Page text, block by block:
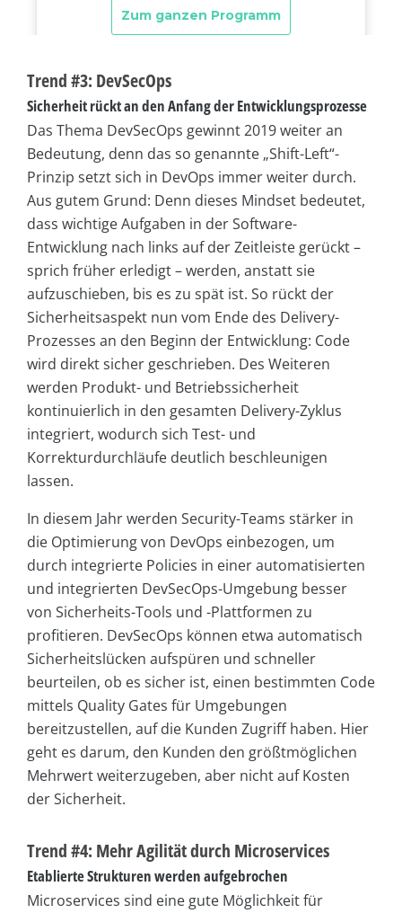
Trend #3: DevSecOps
Sicherheit rückt an den Anfang der Entwicklungsprozesse
Das Thema DevSecOps gewinnt 2019 weiter an
Bedeutung, denn das so genannte „Shift-Left“-
Prinzip setzt sich in DevOps immer weiter durch.
Aus gutem Grund: Denn dieses Mindset bedeutet,
dass wichtige Aufgaben in der Software-
Entwicklung nach links auf der Zeitleiste gerückt –
sprich früher erledigt – werden, anstatt sie
aufzuschieben, bis es zu spät ist. So rückt der
Sicherheitsaspekt nun vom Ende des Delivery-
Prozesses an den Beginn der Entwicklung: Code
wird direkt sicher geschrieben. Des Weiteren
werden Produkt- und Betriebssicherheit
kontinuierlich in den gesamten Delivery-Zyklus
integriert, wodurch sich Test- und
Korrekturdurchläufe deutlich beschleunigen
lassen.
In diesem Jahr werden Security-Teams stärker in
die Optimierung von DevOps einbezogen, um
durch integrierte Policies in einer automatisierten
und integrierten DevSecOps-Umgebung besser
von Sicherheits-Tools und -Plattformen zu
profitieren. DevSecOps können etwa automatisch
Sicherheitslücken aufspüren und schneller
beurteilen, ob es sicher ist, einen bestimmten Code
mittels Quality Gates für Umgebungen
bereitzustellen, auf die Kunden Zugriff haben. Hier
geht es darum, den Kunden den größtmöglichen
Mehrwert weiterzugeben, aber nicht auf Kosten
der Sicherheit.
Trend #4: Mehr Agilität durch Microservices
Etablierte Strukturen werden aufgebrochen
Microservices sind eine gute Möglichkeit für